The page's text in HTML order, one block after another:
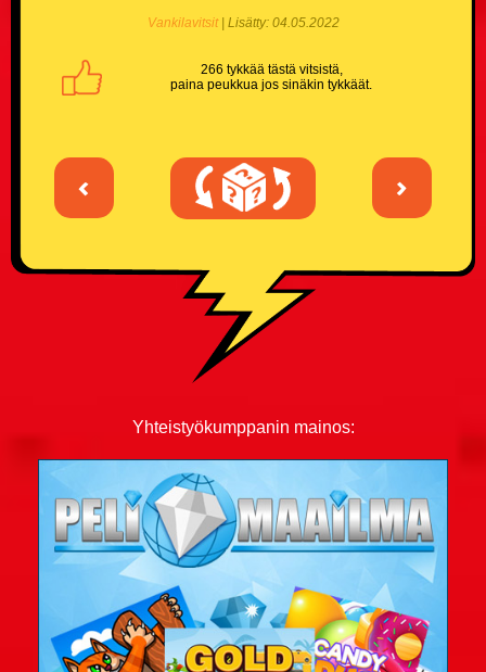
Vankilavitsit| Lisätty: 04.05.2022
266 tykkää tästä vitsistä,
paina peukkua jos sinäkin tykkäät.
< >
Yhteistyökumppanin mainos: